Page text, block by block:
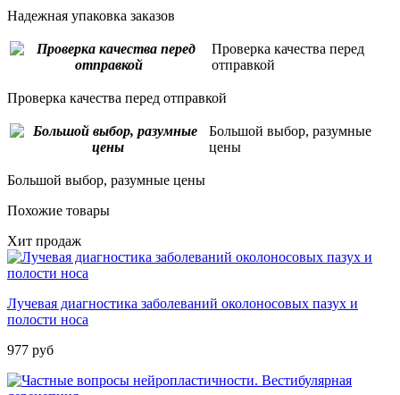
Надежная упаковка заказов
Проверка качества перед
отправкой
Проверка качества перед отправкой
Большой выбор, разумные
цены
Большой выбор, разумные цены
Похожие товары
Хит продаж
Лучевая диагностика заболеваний околоносовых пазух и
полости носа
977 руб